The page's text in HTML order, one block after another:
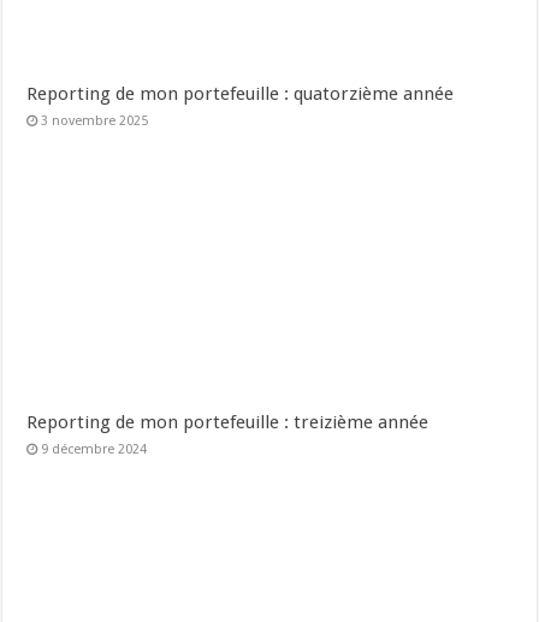
Reporting de mon portefeuille : quatorzième année
3 novembre 2025
Reporting de mon portefeuille : treizième année
9 décembre 2024